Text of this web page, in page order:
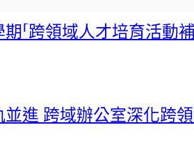
「跨領域人才培育活動補
並進 跨域辦公室深化跨